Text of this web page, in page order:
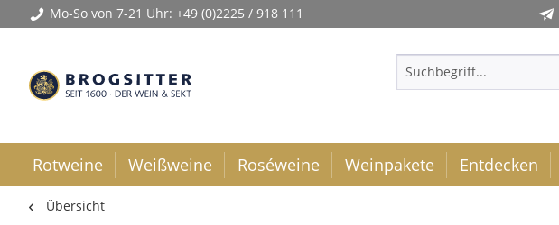
Mo-So von 7-21 Uhr: +49 (0)2225 / 918 111
Rotweine Weißweine Roséweine Weinpakete Entdecken
Übersicht